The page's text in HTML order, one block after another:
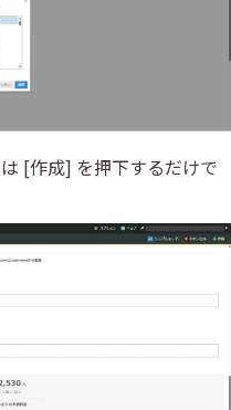
[作成] を押下するだけで